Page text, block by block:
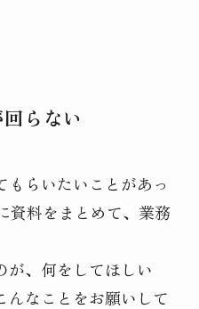
らない
らいたいことがあっ
資料をまとめて、業務
が、何をしてほしい
んなことをお願いして